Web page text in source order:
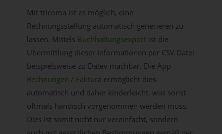
Mit tricoma ist es möglich, eine
Rechnungsstellung automatisch generieren zu
lassen. Mittels Buchhaltungsexportist die
Übermittlung dieser Informationen per CSV Datei
beispielsweise zu Datev machbar. Die App
Rechnungen / Faktura ermöglicht dies
automatisch und daher kinderleicht, was sonst
oftmals händisch vorgenommen werden muss.
Dies ist somit nicht nur vereinfacht, sondern